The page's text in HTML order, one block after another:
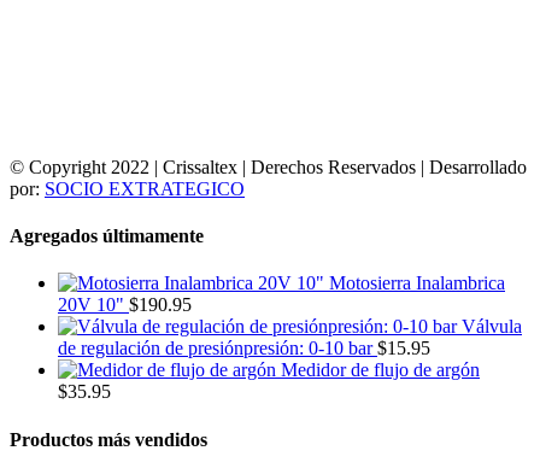
© Copyright 2022 | Crissaltex | Derechos Reservados | Desarrollado
por: SOCIO EXTRATEGICO
Agregados últimamente
Motosierra Inalambrica
20V 10" $190.95
Válvula
de regulación de presiónpresión: 0-10 bar $15.95
Medidor de flujo de argón
$35.95
Productos más vendidos